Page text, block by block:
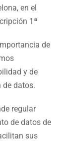
en el
1ª
de
y de
de datos.
regular
de datos de
sus